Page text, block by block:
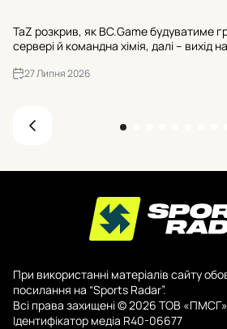
TaZ розкрив, як BC.Game будуватиме
сервері й командна хімія, далі – вихід
– у Гельсінкі наприкінці липня.
27 Липня 2026
При використанні матеріалів сайту
посилання на “Sports Radar”.
Всі права захищені © 2026 ТОВ «ПМСГ»
Ідентифікатор медіа R40-06677